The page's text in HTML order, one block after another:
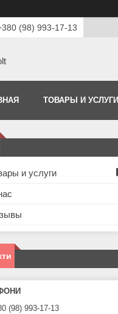
(98) 993-17-13
ТОВАРЫ И УСЛУГИ
и услуги
(98) 993-17-13